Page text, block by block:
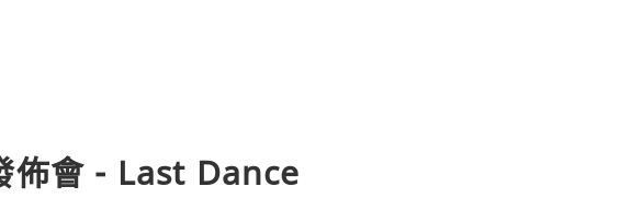
佈會 - Last Dance